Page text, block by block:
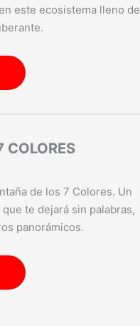
este ecosistema lleno de
COLORES
de los 7 Colores. Un
te dejará sin palabras,
panorámicos.